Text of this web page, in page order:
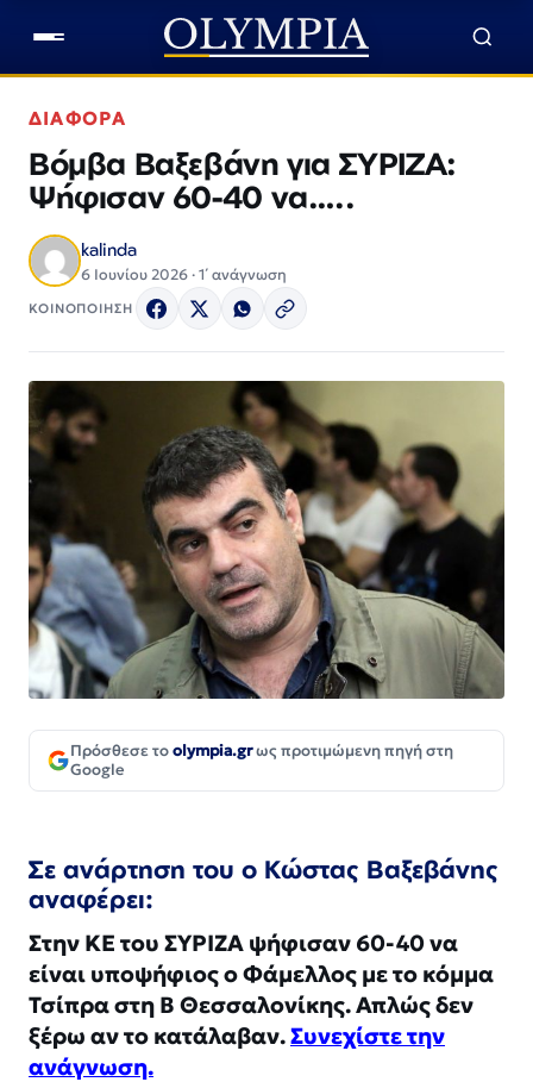
ΔΙΑΦΟΡΑ
Βόμβα Βαξεβάνη για ΣΥΡΙΖΑ:
Ψήφισαν 60-40 να…..
kalinda
6 Ιουνίου 2026 · 1΄ ανάγνωση
ΚΟΙΝΟΠΟΙΗΣΗ
Πρόσθεσε τοolympia.grως προτιμώμενη πηγή στη
Google
Σε ανάρτηση του ο Κώστας Βαξεβάνης
αναφέρει:
Στην ΚΕ του ΣΥΡΙΖΑ ψήφισαν 60-40 να
είναι υποψήφιος ο Φάμελλος με το κόμμα
Τσίπρα στη Β Θεσσαλονίκης. Απλώς δεν
ξέρω αν το κατάλαβαν.Συνεχίστε την
ανάγνωση.